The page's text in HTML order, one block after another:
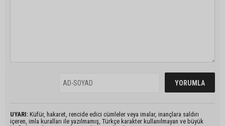
UYARI: Küfür, hakaret, rencide edici cümleler veya imalar, inançlara saldırı
içeren, imla kuralları ile yazılmamış, Türkçe karakter kullanılmayan ve büyük